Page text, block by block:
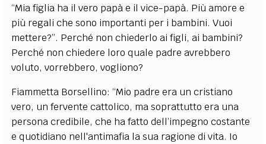
“Mia figlia ha il vero papà e il vice-papà. Più amore e
più regali che sono importanti per i bambini. Vuoi
mettere?”. Perché non chiederlo ai figli, ai bambini?
Perché non chiedere loro quale padre avrebbero
voluto, vorrebbero, vogliono?
Fiammetta Borsellino: “Mio padre era un cristiano
vero, un fervente cattolico, ma soprattutto era una
persona credibile, che ha fatto dell’impegno costante
e quotidiano nell'antimafia la sua ragione di vita. Io